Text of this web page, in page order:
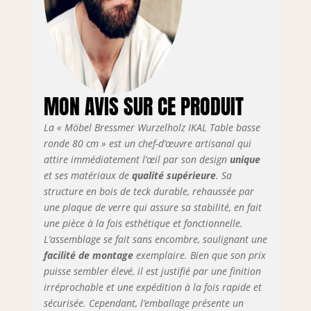
composée
d'éléments en bois
de teck. Le bois est
durable et dispose
d'un certificat de
provient pas de la
forêt tropicale et
non de forêts
protégées.
L'environnement
nous tient très à
cœur Montage : la
table en bois de
racine est livrée
montée. Elle est
livrée à la porte
d'entrée dans les 5
à 7 jours. Il suffit
d'insérer le
fixateur en
MON AVIS SUR CE PRODUIT
La « Möbel Bressmer Wurzelholz IKAL Table basse
ronde 80 cm » est un chef-d’œuvre artisanal qui
attire immédiatement l’œil par son design unique
et ses matériaux de qualité supérieure. Sa
structure en bois de teck durable, rehaussée par
une plaque de verre qui assure sa stabilité, en fait
une pièce à la fois esthétique et fonctionnelle.
L’assemblage se fait sans encombre, soulignant une
facilité de montageexemplaire. Bien que son prix
puisse sembler élevé, il est justifié par une finition
irréprochable et une expédition à la fois rapide et
sécurisée. Cependant, l’emballage présente un